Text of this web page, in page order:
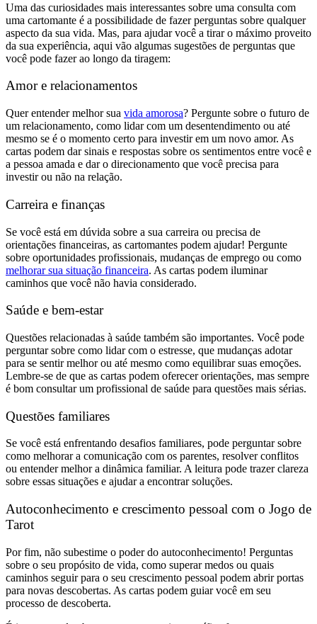
Uma das curiosidades mais interessantes sobre uma consulta com
uma cartomante é a possibilidade de fazer perguntas sobre qualquer
aspecto da sua vida. Mas, para ajudar você a tirar o máximo proveito
da sua experiência, aqui vão algumas sugestões de perguntas que
você pode fazer ao longo da tiragem:
Amor e relacionamentos
Quer entender melhor sua vida amorosa? Pergunte sobre o futuro de
um relacionamento, como lidar com um desentendimento ou até
mesmo se é o momento certo para investir em um novo amor. As
cartas podem dar sinais e respostas sobre os sentimentos entre você e
a pessoa amada e dar o direcionamento que você precisa para
investir ou não na relação.
Carreira e finanças
Se você está em dúvida sobre a sua carreira ou precisa de
orientações financeiras, as cartomantes podem ajudar! Pergunte
sobre oportunidades profissionais, mudanças de emprego ou como
melhorar sua situação financeira. As cartas podem iluminar
caminhos que você não havia considerado.
Saúde e bem-estar
Questões relacionadas à saúde também são importantes. Você pode
perguntar sobre como lidar com o estresse, que mudanças adotar
para se sentir melhor ou até mesmo como equilibrar suas emoções.
Lembre-se de que as cartas podem oferecer orientações, mas sempre
é bom consultar um profissional de saúde para questões mais sérias.
Questões familiares
Se você está enfrentando desafios familiares, pode perguntar sobre
como melhorar a comunicação com os parentes, resolver conflitos
ou entender melhor a dinâmica familiar. A leitura pode trazer clareza
sobre essas situações e ajudar a encontrar soluções.
Autoconhecimento e crescimento pessoal com o Jogo de
Tarot
Por fim, não subestime o poder do autoconhecimento! Perguntas
sobre o seu propósito de vida, como superar medos ou quais
caminhos seguir para o seu crescimento pessoal podem abrir portas
para novas descobertas. As cartas podem guiar você em seu
processo de descoberta.